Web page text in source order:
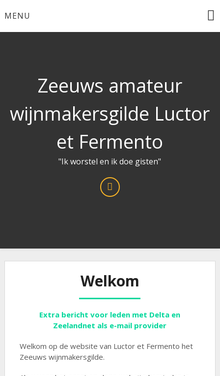
naar
MENU
Zeeuws amateur
wijnmakersgilde Luctor
et Fermento
"Ik worstel en ik doe gisten"
Welkom
Extra bericht voor leden met Delta en
Zeelandnet als e-mail provider
Welkom op de website van Luctor et Fermento het
Zeeuws wijnmakersgilde.